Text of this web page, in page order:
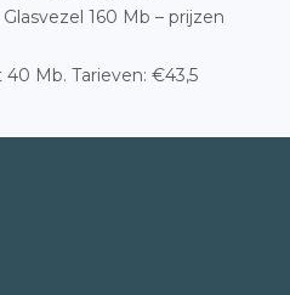
160 Mb – prijzen
Mb. Tarieven: €43,5